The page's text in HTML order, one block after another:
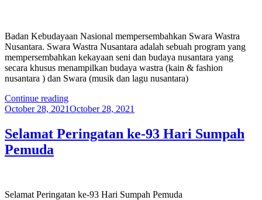
Badan Kebudayaan Nasional mempersembahkan Swara Wastra
Nusantara. Swara Wastra Nusantara adalah sebuah program yang
mempersembahkan kekayaan seni dan budaya nusantara yang
secara khusus menampilkan budaya wastra (kain & fashion
nusantara ) dan Swara (musik dan lagu nusantara)
Continue reading“Swara
Wastra
Bumi
Posted
October 28, 2021October 28, 2021
Selamat Peringatan ke-93 Hari Sumpah
Pemuda
Selamat Peringatan ke-93 Hari Sumpah Pemuda